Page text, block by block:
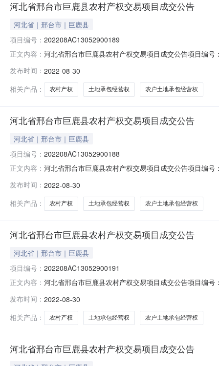
河北省邢台市巨鹿县农村产权交易项目成交公告
河北省｜邢台市｜巨鹿县
项目编号： 202208AC13052900189
正文内容： 河北省邢台市巨鹿县农村产权交易项目成交公告项目编
方式：协议转让交易年限：2020年成交价格：36000.00
发布时间： 2022-08-30
相关产品：
农村产权 土地承包经营权 农户土地承包经营权
河北省邢台市巨鹿县农村产权交易项目成交公告
河北省｜邢台市｜巨鹿县
项目编号： 202208AC13052900188
正文内容： 河北省邢台市巨鹿县农村产权交易项目成交公告项目编
方式：协议转让交易年限：2020年成交价格：6000.00元
发布时间： 2022-08-30
相关产品：
农村产权 土地承包经营权 农户土地承包经营权
河北省邢台市巨鹿县农村产权交易项目成交公告
河北省｜邢台市｜巨鹿县
项目编号： 202208AC13052900191
正文内容： 河北省邢台市巨鹿县农村产权交易项目成交公告项目编
方式：协议转让交易年限：2020年成交价格：9720.00元
发布时间： 2022-08-30
相关产品：
农村产权 土地承包经营权 农户土地承包经营权
河北省邢台市巨鹿县农村产权交易项目成交公告